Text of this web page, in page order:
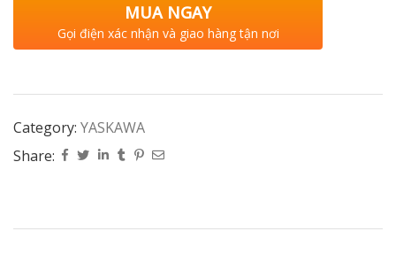
MUA NGAY
Gọi điện xác nhận và giao hàng tận nơi
Category: YASKAWA
Share: